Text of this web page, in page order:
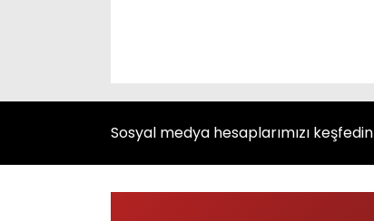
Sosyal medya hesaplarımızı keşfedin